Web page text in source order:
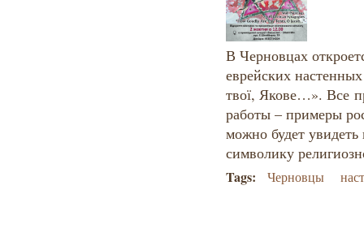
В Черновцах
еврейских
твої, Якове…». Все
работы – примеры
можно будет
символику
Tags: Черновцы